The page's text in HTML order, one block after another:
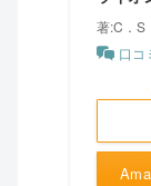
著:C．S
口コ